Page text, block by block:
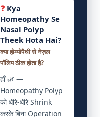
❓ Kya
Homeopathy Se
Nasal Polyp
Theek Hota Hai?
क्या होम्योपैथी से नेज़ल
पॉलिप ठीक होता है?
हाँ 🌿 —
Homeopathy Polyp
को धीरे-धीरे Shrink
करके बिना Operation